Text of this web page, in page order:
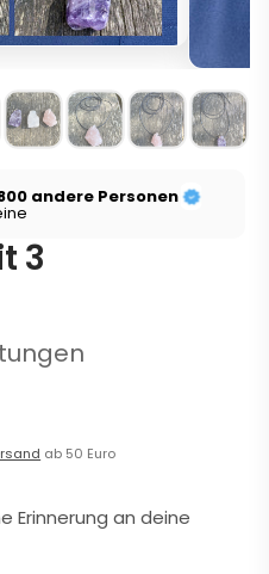
andere Personen
3
ab 50 Euro
Erinnerung an deine